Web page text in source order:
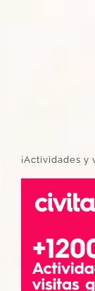
¡Actividades y